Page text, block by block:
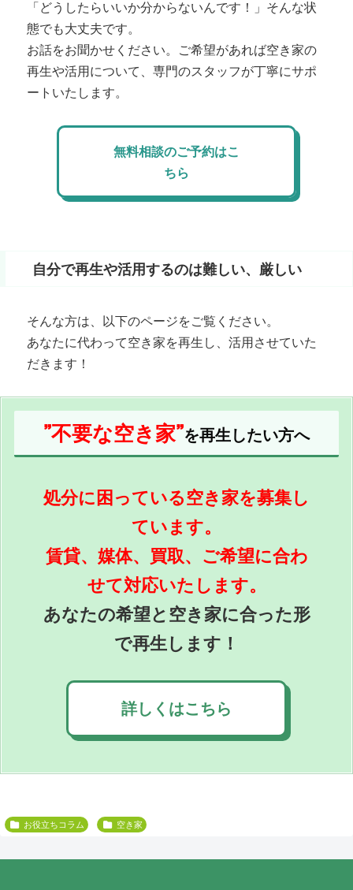
「どうしたらいいか分からないんです！」そんな状
態でも大丈夫です。
お話をお聞かせください。ご希望があれば空き家の
再生や活用について、専門のスタッフが丁寧にサポ
ートいたします。
無料相談のご予約はこ
ちら
自分で再生や活用するのは難しい、厳しい
そんな方は、以下のページをご覧ください。
あなたに代わって空き家を再生し、活用させていた
だきます！
”不要な空き家”を再生したい方へ
処分に困っている空き家を募集し
ています。
賃貸、媒体、買取、ご希望に合わ
せて対応いたします。
あなたの希望と空き家に合った形
で再生します！
詳しくはこちら
お役立ちコラム 空き家